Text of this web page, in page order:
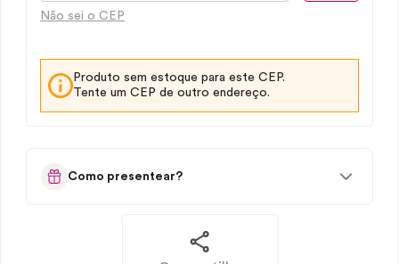
Não sei o CEP
Produto sem estoque para este CEP.
Tente um CEP de outro endereço.
Como presentear?